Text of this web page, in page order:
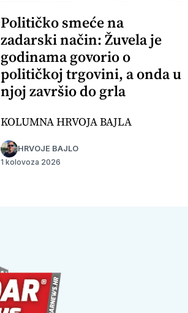
Političko smeće na
zadarski način: Žuvela je
godinama govorio o
političkoj trgovini, a onda u
njoj završio do grla
KOLUMNA HRVOJA BAJLA
HRVOJE BAJLO
1 kolovoza 2026